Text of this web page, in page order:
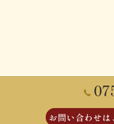
お問い合わせは